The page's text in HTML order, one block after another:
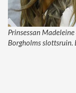
Prinsessan
Borgholms